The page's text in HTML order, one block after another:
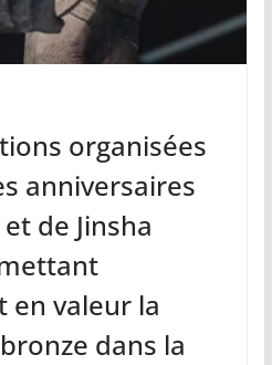
organisées
anniversaires
de Jinsha
valeur la
dans la